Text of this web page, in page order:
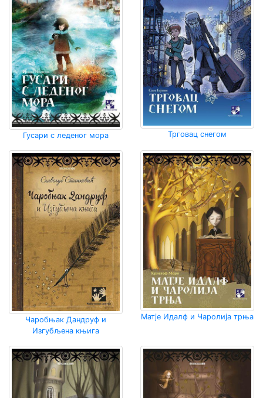
Мој
налог
Гусари с леденог мора Трговац снегом
Чаробњак Дандруф и
Изгубљена књига
Матје Идалф и Чаролија трња